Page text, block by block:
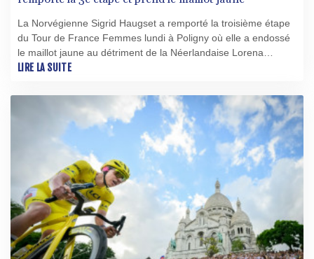
La Norvégienne Sigrid Haugset a remporté la troisième étape
du Tour de France Femmes lundi à Poligny où elle a endossé
le maillot jaune au détriment de la Néerlandaise Lorena
Wiebes.
LIRE LA SUITE